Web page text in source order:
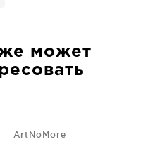
может
ArtNoMore